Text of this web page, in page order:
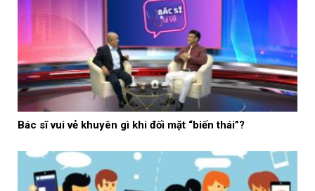
Bác sĩ vui vẻ khuyên gì khi đối mặt “biến thái”?